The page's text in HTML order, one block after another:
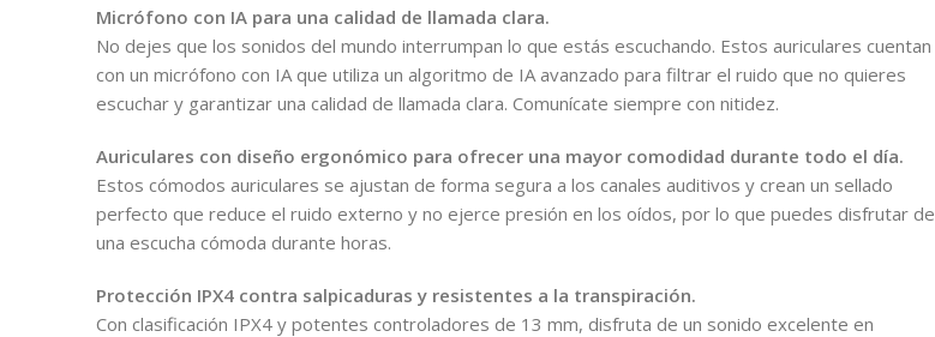
Micrófono con IA para una calidad de llamada clara.
No dejes que los sonidos del mundo interrumpan lo que estás escuchando. Estos auriculares cuentan
con un micrófono con IA que utiliza un algoritmo de IA avanzado para filtrar el ruido que no quieres
escuchar y garantizar una calidad de llamada clara. Comunícate siempre con nitidez.
Auriculares con diseño ergonómico para ofrecer una mayor comodidad durante todo el día.
Estos cómodos auriculares se ajustan de forma segura a los canales auditivos y crean un sellado
perfecto que reduce el ruido externo y no ejerce presión en los oídos, por lo que puedes disfrutar de
una escucha cómoda durante horas.
Protección IPX4 contra salpicaduras y resistentes a la transpiración.
Con clasificación IPX4 y potentes controladores de 13 mm, disfruta de un sonido excelente en